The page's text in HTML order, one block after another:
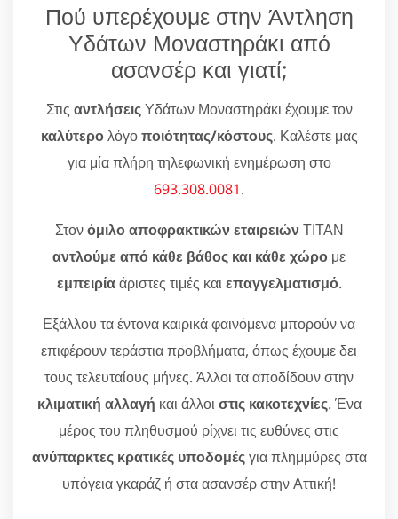
Πού υπερέχουμε στην Άντληση
Υδάτων Μοναστηράκι από
ασανσέρ και γιατί;
Στις αντλήσειςΥδάτων Μοναστηράκι έχουμε τον
καλύτερολόγοποιότητας/κόστους. Καλέστε μας
για μία πλήρη τηλεφωνική ενημέρωση στο
693.308.0081.
Στονόμιλο αποφρακτικών εταιρειώνΤΙΤΑΝ
αντλούμε από κάθε βάθος και κάθε χώρο με
εμπειρίαάριστες τιμές και επαγγελματισμό.
Εξάλλου τα έντονα καιρικά φαινόμενα μπορούν να
επιφέρουν τεράστια προβλήματα, όπως έχουμε δει
τους τελευταίους μήνες. Άλλοι τα αποδίδουν στην
κλιματική αλλαγή και άλλοι στις κακοτεχνίες. Ένα
μέρος του πληθυσμού ρίχνει τις ευθύνες στις
ανύπαρκτες κρατικές υποδομέςγια πλημμύρες στα
υπόγεια γκαράζ ή στα ασανσέρ στην Αττική!